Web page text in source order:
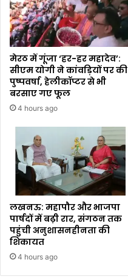
मेरठ में गूंजा ‘हर-हर महादेव’:
सीएम योगी ने कांवड़ियों पर की
पुष्पवर्षा, हेलीकॉप्टर से भी
बरसाए गए फूल
4 hours ago
लखनऊ: महापौर और भाजपा
पार्षदों में बढ़ी रार, संगठन तक
पहुंची अनुशासनहीनता की
शिकायत
4 hours ago